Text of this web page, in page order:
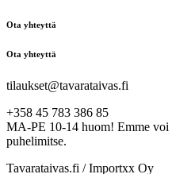
Ota yhteyttä
Ota yhteyttä
tilaukset@tavarataivas.fi
+358 45 783 386 85
MA-PE 10-14 huom! Emme voi
puhelimitse.
Tavarataivas.fi / Importxx Oy